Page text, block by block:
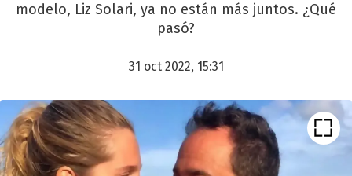
modelo, Liz Solari, ya no están más juntos. ¿Qué
pasó?
31 oct 2022, 15:31